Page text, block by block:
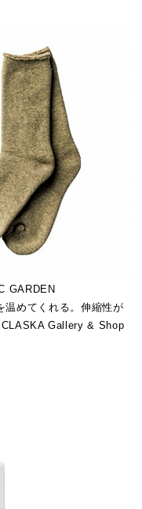
GARDEN
温めてくれる。伸縮性が
Gallery & Shop